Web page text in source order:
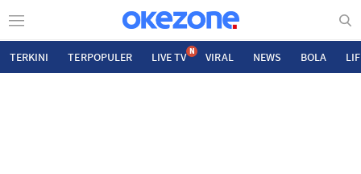
TERKINI TERPOPULER LIVE TV N VIRAL NEWS BOLA